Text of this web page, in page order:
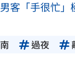
客「手很忙」
過夜